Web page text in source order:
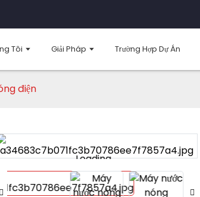
Tôi Giải Pháp Trường Hợp Dự Án
điện
Loading...
Loading...